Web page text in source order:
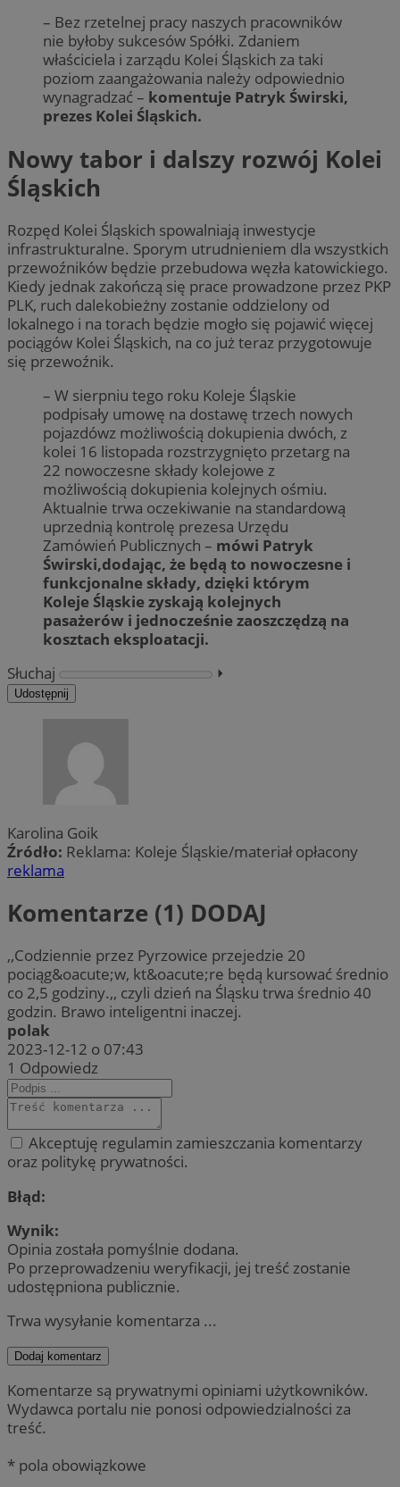
– Bez rzetelnej pracy naszych pracowników
nie byłoby sukcesów Spółki. Zdaniem
właściciela i zarządu Kolei Śląskich za taki
poziom zaangażowania należy odpowiednio
wynagradzać – komentuje Patryk Świrski,
prezes Kolei Śląskich.
Nowy tabor i dalszy rozwój Kolei
Śląskich
Rozpęd Kolei Śląskich spowalniają inwestycje
infrastrukturalne. Sporym utrudnieniem dla wszystkich
przewoźników będzie przebudowa węzła katowickiego.
Kiedy jednak zakończą się prace prowadzone przez PKP
PLK, ruch dalekobieżny zostanie oddzielony od
lokalnego i na torach będzie mogło się pojawić więcej
pociągów Kolei Śląskich, na co już teraz przygotowuje
się przewoźnik.
– W sierpniu tego roku Koleje Śląskie
podpisały umowę na dostawę trzech nowych
pojazdówz możliwością dokupienia dwóch, z
kolei 16 listopada rozstrzygnięto przetarg na
22 nowoczesne składy kolejowe z
możliwością dokupienia kolejnych ośmiu.
Aktualnie trwa oczekiwanie na standardową
uprzednią kontrolę prezesa Urzędu
Zamówień Publicznych – mówi Patryk
Świrski,dodając, że będą to nowoczesne i
funkcjonalne składy, dzięki którym
Koleje Śląskie zyskają kolejnych
pasażerów i jednocześnie zaoszczędzą na
kosztach eksploatacji.
Słuchaj
⏵︎
Udostępnij
Karolina Goik
Źródło: Reklama: Koleje Śląskie/materiał opłacony
reklama
Komentarze (1) DODAJ
,,Codziennie przez Pyrzowice przejedzie 20
pociąg&oacute;w, kt&oacute;re będą kursować średnio
co 2,5 godziny.,, czyli dzień na Śląsku trwa średnio 40
godzin. Brawo inteligentni inaczej.
polak
2023-12-12 o 07:43
1 Odpowiedz
Akceptuję regulamin zamieszczania komentarzy
oraz politykę prywatności.
Błąd:
Wynik:
Opinia została pomyślnie dodana.
Po przeprowadzeniu weryfikacji, jej treść zostanie
udostępniona publicznie.
Trwa wysyłanie komentarza ...
Dodaj komentarz
Komentarze są prywatnymi opiniami użytkowników.
Wydawca portalu nie ponosi odpowiedzialności za
treść.
* pola obowiązkowe